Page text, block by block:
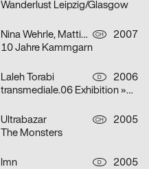
Wanderlust Leipzig/Glasgow
Nina Wehrle, Mattias Leutwyler CH
2007
10 Jahre Kammgarn
Laleh Torabi D
2006
transmediale.06 Exhibition »Smile Machines«
Ultrabazar CH
2005
The Monsters
lmn D
2005